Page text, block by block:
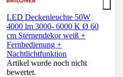
LED Deckenleuchte 50W
4000 lm 3000- 6000 K Ø 60
cm Sternendekor weiß +
Fernbedienung +
Nachtlichtfunktion
Artikel wurde noch nicht
bewertet.